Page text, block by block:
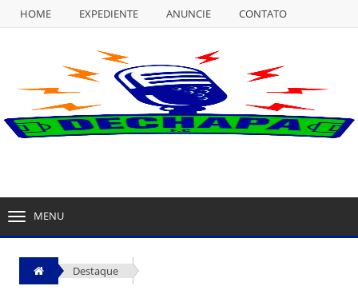
HOME EXPEDIENTE ANUNCIE
CONTATO
EXPEDIENTE ANUNCIE
MENU
Destaque